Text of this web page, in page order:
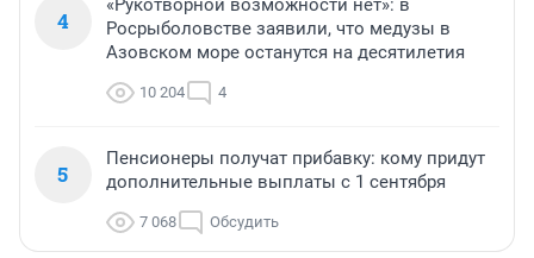
4
«Рукотворной возможности нет»: в
Росрыболовстве заявили, что медузы в
Азовском море останутся на десятилетия
10 204 4
5
Пенсионеры получат прибавку: кому придут
дополнительные выплаты с 1 сентября
7 068 Обсудить